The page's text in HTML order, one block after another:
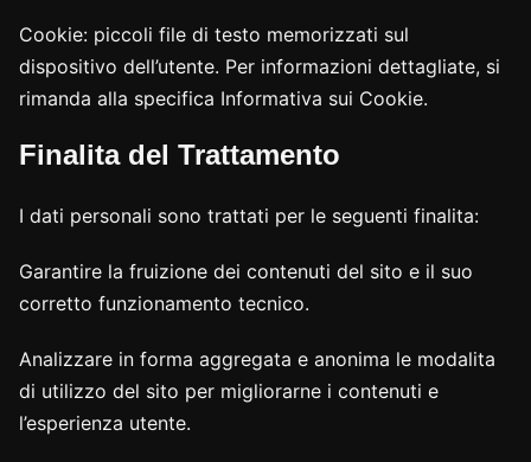
Cookie: piccoli file di testo memorizzati sul
dispositivo dell’utente. Per informazioni dettagliate, si
rimanda alla specifica Informativa sui Cookie.
Finalita del Trattamento
I dati personali sono trattati per le seguenti finalita:
Garantire la fruizione dei contenuti del sito e il suo
corretto funzionamento tecnico.
Analizzare in forma aggregata e anonima le modalita
di utilizzo del sito per migliorarne i contenuti e
l’esperienza utente.